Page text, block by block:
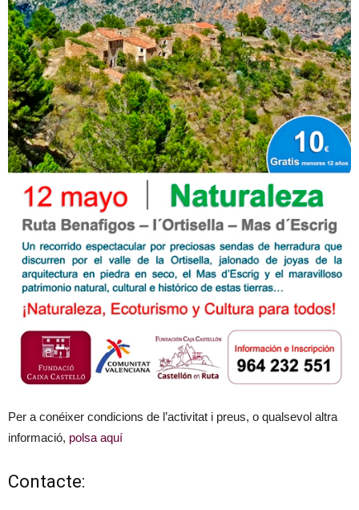
Per a conéixer condicions de l’activitat i preus, o qualsevol altra
informació, polsa aquí
Contacte: